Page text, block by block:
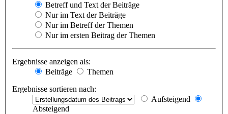
Betreff und Text der Beiträge
Nur im Text der Beiträge
Nur im Betreff der Themen
Nur im ersten Beitrag der Themen
Ergebnisse anzeigen als:
Beiträge
Themen
Ergebnisse sortieren nach:
Aufsteigend
Absteigend